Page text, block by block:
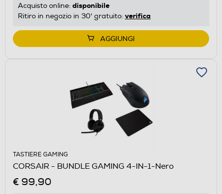
Acquisto online: disponibile
Ritiro in negozio in 30' gratuito: verifica
AGGIUNGI
TASTIERE GAMING
CORSAIR - BUNDLE GAMING 4-IN-1-Nero
€ 99,90